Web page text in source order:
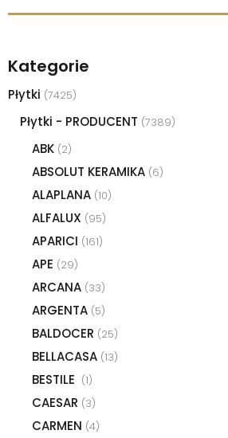
Kategorie
Płytki (7425)
Płytki - PRODUCENT (7389)
ABK (2)
ABSOLUT KERAMIKA (6)
ALAPLANA (10)
ALFALUX (95)
APARICI (161)
APE (29)
ARCANA (33)
ARGENTA (5)
BALDOCER (25)
BELLACASA (13)
BESTILE (1)
CAESAR (3)
CARMEN (4)